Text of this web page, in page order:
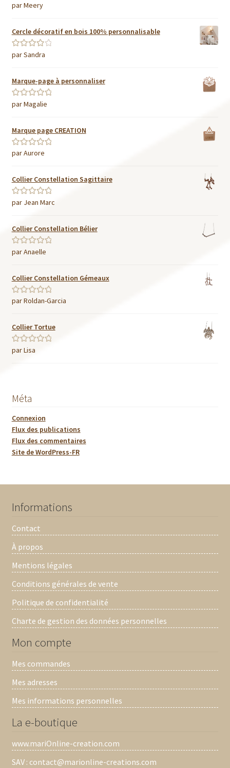
Note5sur 5
par Meery
Cercle décoratif en bois 100% personnalisable
Note4sur
par Sandra
Marque-page à personnaliser
Note5sur 5
par Magalie
Marque page CREATION
Note5sur 5
par Aurore
Collier Constellation Sagittaire
Note5sur 5
par Jean Marc
Collier Constellation Bélier
Note5sur 5
par Anaelle
Collier Constellation Gémeaux
Note5sur 5
par Roldan-Garcia
Collier Tortue
Note5sur 5
par Lisa
Méta
Connexion
Flux des publications
Flux des commentaires
Site de WordPress-FR
Informations
Contact
À propos
Mentions légales
Conditions générales de vente
Politique de confidentialité
Charte de gestion des données personnelles
Mon compte
Mes commandes
Mes adresses
Mes informations personnelles
La e-boutique
www.mariOnline-creation.com
SAV : contact@marionline-creations.com